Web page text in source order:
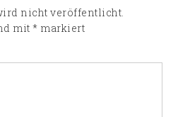
nicht veröffentlicht.
mit* markiert